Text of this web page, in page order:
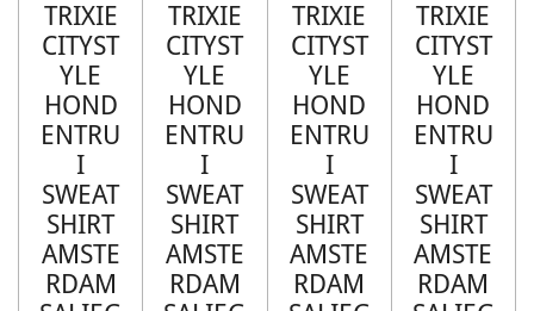
TRIXIE
CITYST
YLE
HOND
ENTRU
I
SWEAT
SHIRT
AMSTE
RDAM
TRIXIE
CITYST
YLE
HOND
ENTRU
I
SWEAT
SHIRT
AMSTE
RDAM
TRIXIE
CITYST
YLE
HOND
ENTRU
I
SWEAT
SHIRT
AMSTE
RDAM
TRIXIE
CITYST
YLE
HOND
ENTRU
I
SWEAT
SHIRT
AMSTE
RDAM